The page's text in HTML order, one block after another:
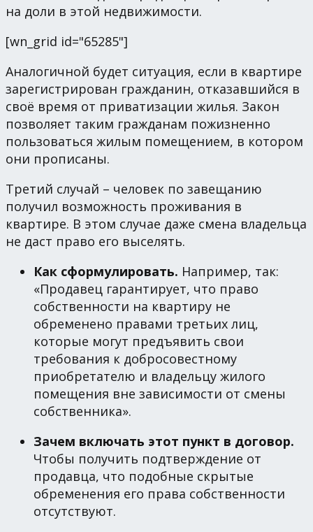
на доли в этой недвижимости.
[wn_grid id="65285"]
Аналогичной будет ситуация, если в квартире
зарегистрирован гражданин, отказавшийся в
своё время от приватизации жилья. Закон
позволяет таким гражданам пожизненно
пользоваться жилым помещением, в котором
они прописаны.
Третий случай – человек по завещанию
получил возможность проживания в
квартире. В этом случае даже смена владельца
не даст право его выселять.
Как сформулировать. Например, так:
«Продавец гарантирует, что право
собственности на квартиру не
обременено правами третьих лиц,
которые могут предъявить свои
требования к добросовестному
приобретателю и владельцу жилого
помещения вне зависимости от смены
собственника».
Зачем включать этот пункт в договор.
Чтобы получить подтверждение от
продавца, что подобные скрытые
обременения его права собственности
отсутствуют.